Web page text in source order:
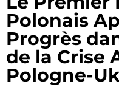
Polonais
Progrès
de la Crise
Pologne-